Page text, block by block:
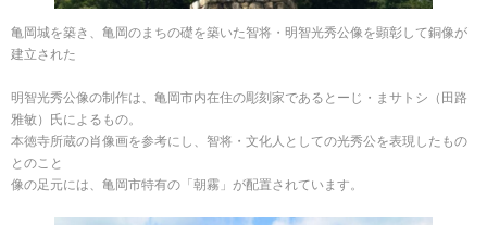
亀岡城を築き、亀岡のまちの礎を築いた智将・明智光秀公像を顕彰して銅像が
建立された
明智光秀公像の制作は、亀岡市内在住の彫刻家であるとーじ・まサトシ（田路
雅敏）氏によるもの。
本徳寺所蔵の肖像画を参考にし、智将・文化人としての光秀公を表現したもの
とのこと
像の足元には、亀岡市特有の「朝霧」が配置されています。